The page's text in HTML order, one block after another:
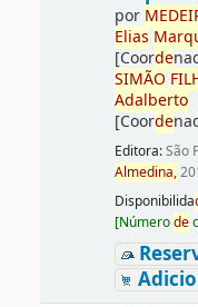
por MEDE
Elias
[Coorde
SIMÃO
Adalberto
[Coorde
Editora:São
Almedina,
Disponibilida
[Númerode